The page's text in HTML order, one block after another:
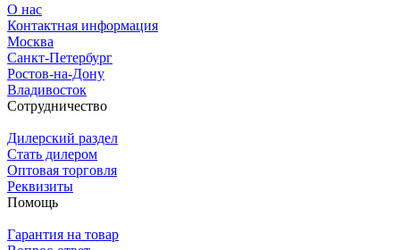
О нас
Контактная информация
Москва
Санкт-Петербург
Ростов-на-Дону
Владивосток
Сотрудничество
Дилерский раздел
Стать дилером
Оптовая торговля
Реквизиты
Помощь
Гарантия на товар